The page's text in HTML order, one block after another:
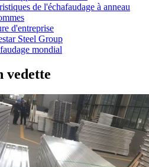
de l'échafaudage à anneau
d'entreprise
Steel Group
mondial
vedette